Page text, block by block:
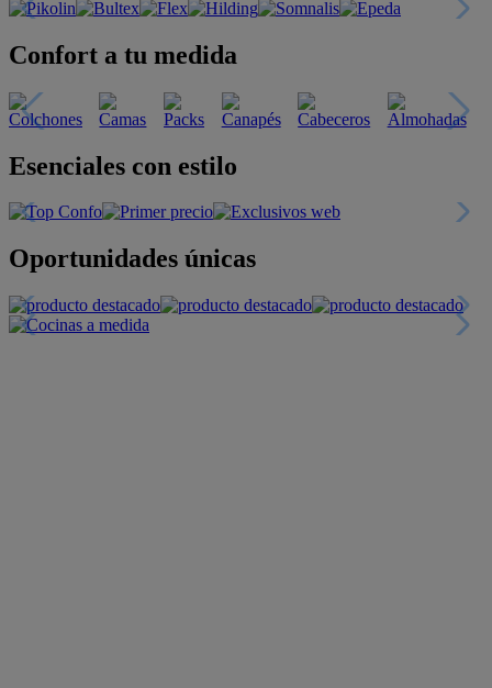
Confort a tu medida
Esenciales con estilo
Oportunidades únicas